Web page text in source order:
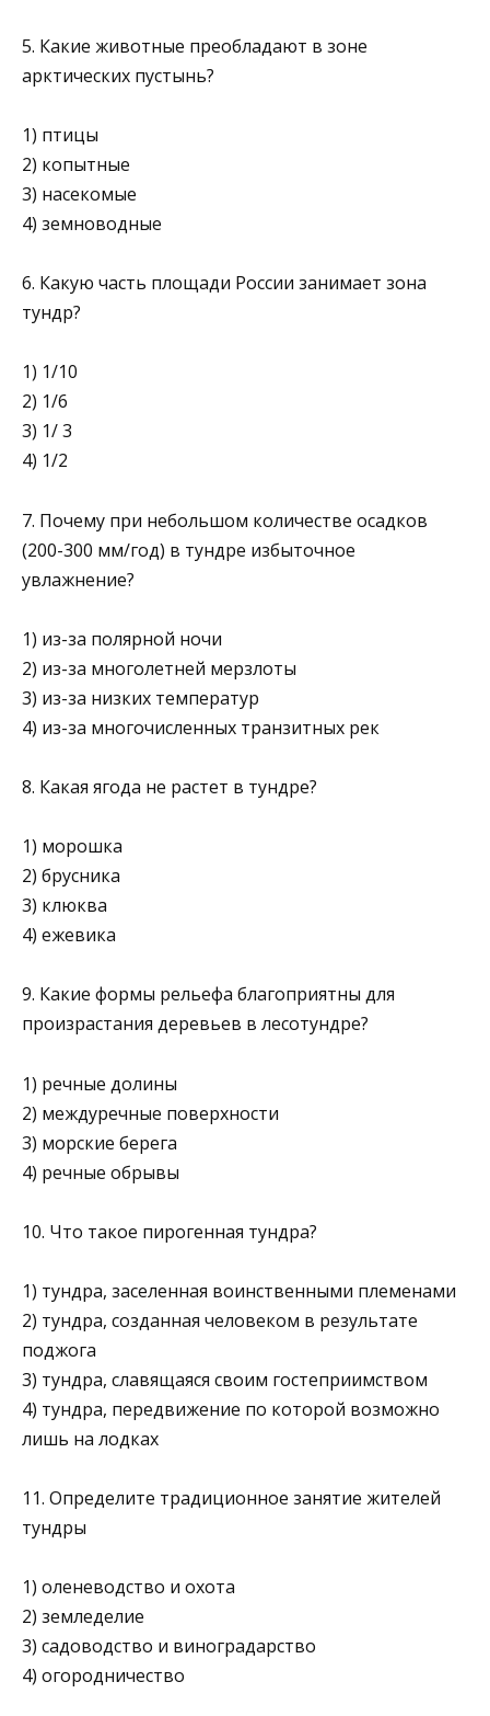
5. Какие животные преобладают в зоне
арктических пустынь?
1) птицы
2) копытные
3) насекомые
4) земноводные
6. Какую часть площади России занимает зона
тундр?
1) 1/10
2) 1/6
3) 1/ 3
4) 1/2
7. Почему при небольшом количестве осадков
(200-300 мм/год) в тундре избыточное
увлажнение?
1) из-за полярной ночи
2) из-за многолетней мерзлоты
3) из-за низких температур
4) из-за многочисленных транзитных рек
8. Какая ягода не растет в тундре?
1) морошка
2) брусника
3) клюква
4) ежевика
9. Какие формы рельефа благоприятны для
произрастания деревьев в лесотундре?
1) речные долины
2) междуречные поверхности
3) морские берега
4) речные обрывы
10. Что такое пирогенная тундра?
1) тундра, заселенная воинственными племенами
2) тундра, созданная человеком в результате
поджога
3) тундра, славящаяся своим гостеприимством
4) тундра, передвижение по которой возможно
лишь на лодках
11. Определите традиционное занятие жителей
тундры
1) оленеводство и охота
2) земледелие
3) садоводство и виноградарство
4) огородничество